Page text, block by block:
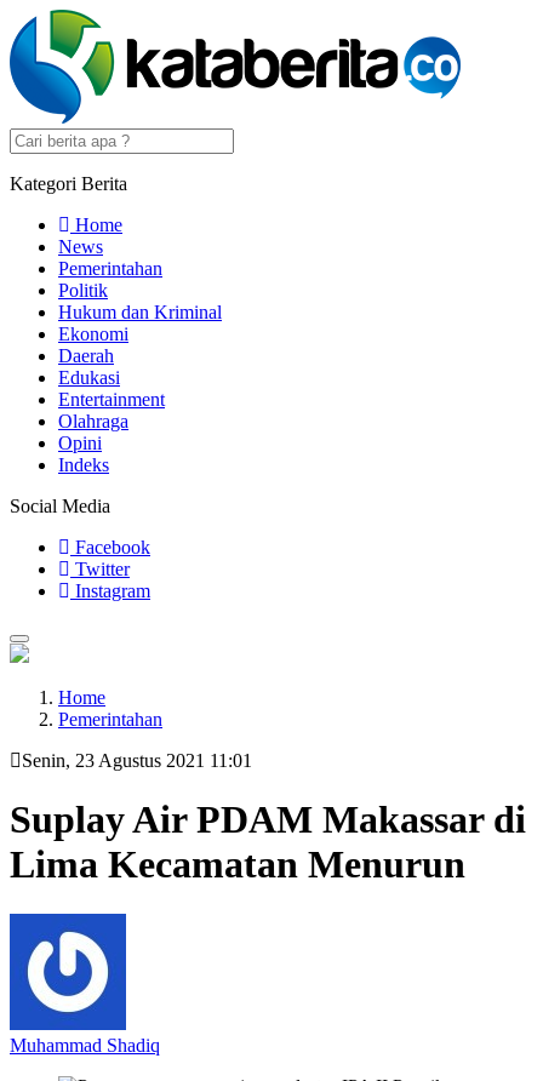
Kategori Berita
Home
News
Pemerintahan
Politik
Hukum dan Kriminal
Ekonomi
Daerah
Edukasi
Entertainment
Olahraga
Opini
Indeks
Social Media
Facebook
Twitter
Instagram
Home
Pemerintahan
Senin, 23 Agustus 2021 11:01
Suplay Air PDAM Makassar di
Lima Kecamatan Menurun
Muhammad Shadiq